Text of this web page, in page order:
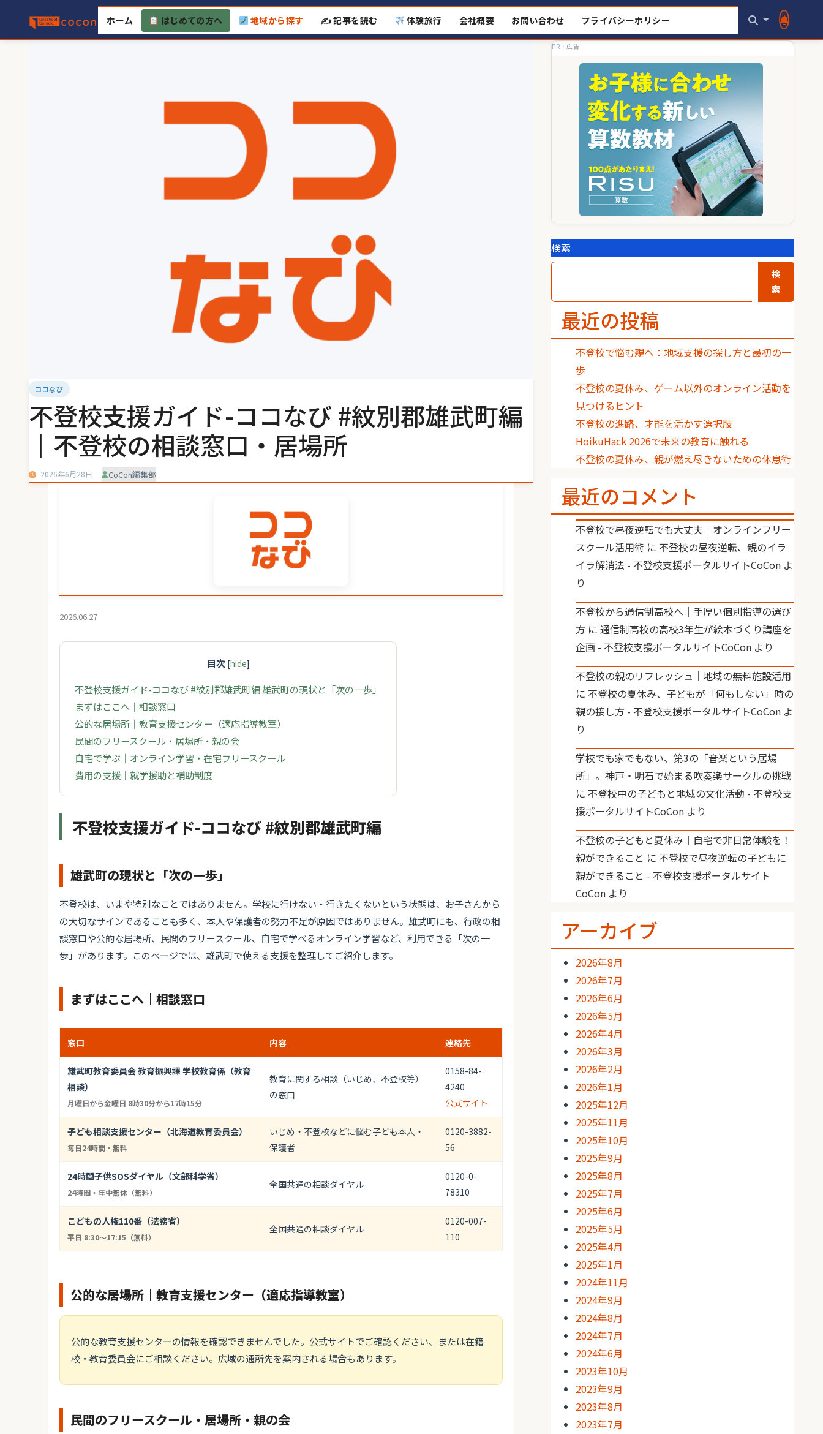
content
ホーム はじめての方へ 地域から探す ✍️ 記事を読む 体験旅行 会社概要 お問い合わせ プライバシーポリシー
ココなび
不登校支援ガイド-ココなび #紋別郡雄武町編
｜不登校の相談窓口・居場所
2026年6月28日 CoCon編集部
2026.06.27
目次 [hide]
不登校支援ガイド-ココなび #紋別郡雄武町編 雄武町の現状と「次の一歩」
まずはここへ｜相談窓口
公的な居場所｜教育支援センター（適応指導教室）
民間のフリースクール・居場所・親の会
自宅で学ぶ｜オンライン学習・在宅フリースクール
費用の支援｜就学援助と補助制度
不登校支援ガイド-ココなび #紋別郡雄武町編
雄武町の現状と「次の一歩」
不登校は、いまや特別なことではありません。学校に行けない・行きたくないという状態は、お子さんから
の大切なサインであることも多く、本人や保護者の努力不足が原因ではありません。雄武町にも、行政の相
談窓口や公的な居場所、民間のフリースクール、自宅で学べるオンライン学習など、利用できる「次の一
歩」があります。このページでは、雄武町で使える支援を整理してご紹介します。
まずはここへ｜相談窓口
窓口 内容 連絡先
雄武町教育委員会 教育振興課 学校教育係（教育
相談）
月曜日から金曜日 8時30分から17時15分
教育に関する相談（いじめ、不登校等）
の窓口
0158-84-
4240
公式サイト
子ども相談支援センター（北海道教育委員会）
毎日24時間・無料
いじめ・不登校などに悩む子ども本人・
保護者
0120-3882-
56
24時間子供SOSダイヤル（文部科学省）
24時間・年中無休（無料）
全国共通の相談ダイヤル
0120-0-
78310
こどもの人権110番（法務省）
平日 8:30〜17:15（無料）
全国共通の相談ダイヤル
0120-007-
110
公的な居場所｜教育支援センター（適応指導教室）
公的な教育支援センターの情報を確認できませんでした。公式サイトでご確認ください、または在籍
校・教育委員会にご相談ください。広域の通所先を案内される場合もあります。
民間のフリースクール・居場所・親の会
PR・広告
検索
検
索
最近の投稿
不登校で悩む親へ：地域支援の探し方と最初の一
歩
不登校の夏休み、ゲーム以外のオンライン活動を
見つけるヒント
不登校の進路、才能を活かす選択肢
HoikuHack 2026で未来の教育に触れる
不登校の夏休み、親が燃え尽きないための休息術
最近のコメント
不登校で昼夜逆転でも大丈夫｜オンラインフリー
スクール活用術 に 不登校の昼夜逆転、親のイラ
イラ解消法 - 不登校支援ポータルサイトCoCon よ
り
不登校から通信制高校へ｜手厚い個別指導の選び
方 に通信制高校の高校3年生が絵本づくり講座を
企画 - 不登校支援ポータルサイトCoCon より
不登校の親のリフレッシュ｜地域の無料施設活用
に 不登校の夏休み、子どもが「何もしない」時の
親の接し方 - 不登校支援ポータルサイトCoCon よ
り
学校でも家でもない、第3の「音楽という居場
所」。神戸・明石で始まる吹奏楽サークルの挑戦
に 不登校中の子どもと地域の文化活動 - 不登校支
援ポータルサイトCoCon より
不登校の子どもと夏休み｜自宅で非日常体験を！
親ができること に 不登校で昼夜逆転の子どもに
親ができること - 不登校支援ポータルサイト
CoCon より
アーカイブ
2026年8月
2026年7月
2026年6月
2026年5月
2026年4月
2026年3月
2026年2月
2026年1月
2025年12月
2025年11月
2025年10月
2025年9月
2025年8月
2025年7月
2025年6月
2025年5月
2025年4月
2025年1月
2024年11月
2024年9月
2024年8月
2024年7月
2024年6月
2023年10月
2023年9月
2023年8月
2023年7月